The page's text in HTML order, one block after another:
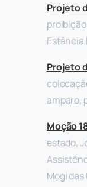
Projeto
Estância
Projeto
amparo,
Moção
estado,
Mogi